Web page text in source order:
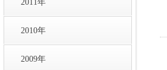
2010年
2009年